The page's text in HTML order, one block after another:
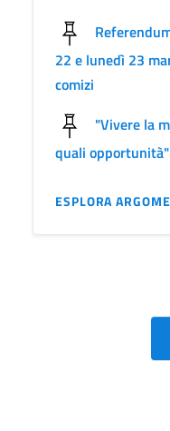
22 e lunedì 23
comizi
"Vivere la
quali opportunità"
ESPLORA